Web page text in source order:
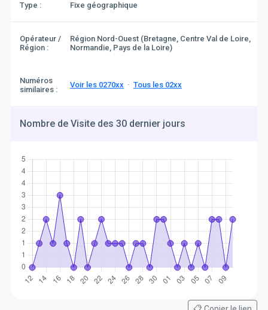
Type : Fixe géographique
Opérateur /
Région :
Région Nord-Ouest (Bretagne, Centre Val de Loire,
Normandie, Pays de la Loire)
Numéros
similaires :
Voir les 0270xx· Tous les 02xx
Nombre de Visite des 30 dernier jours